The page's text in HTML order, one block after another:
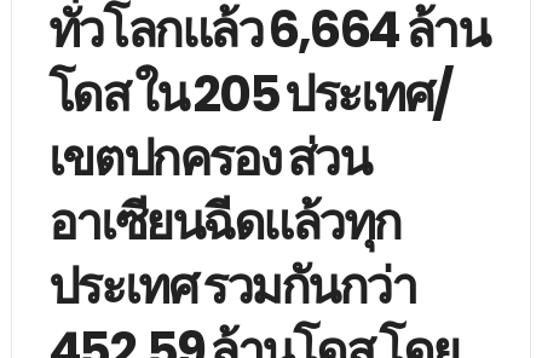
ทั่วโลกแล้ว 6,664 ล้าน
โดส ใน 205 ประเทศ/
เขตปกครอง ส่วน
อาเซียนฉีดแล้วทุก
ประเทศ รวมกันกว่า